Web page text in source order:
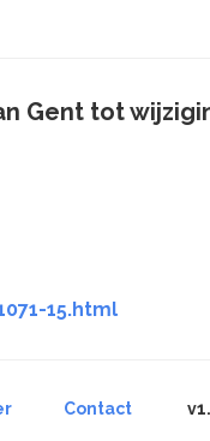
Gent tot
15.html
Contact